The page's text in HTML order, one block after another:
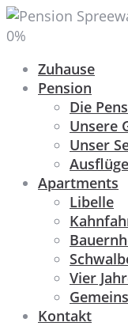
0%
Zuhause
Pension
Die
Unsere
Unser
Apartments
Libelle
Vier
Kontakt